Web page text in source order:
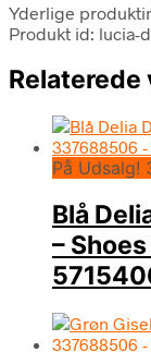
Yderlige
Produkt id: lucia-
Relaterede
På Udsalg!
Blå
–